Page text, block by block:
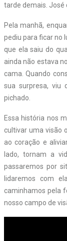
tarde demais. José
Pela manhã,
pediu para ficar no
que ela saiu do
ainda não estava
cama. Quando
sua surpresa, viu
pichado.
Essa história nos
cultivar uma visão
ao coração e
lado, tornam a
passaremos por
lidaremos com
caminhamos pela
nosso campo de